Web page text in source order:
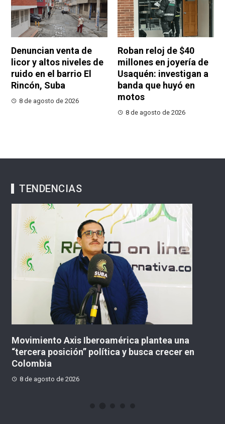
Denuncian venta de
licor y altos niveles de
ruido en el barrio El
Rincón, Suba
8 de agosto de 2026
Roban reloj de $40
millones en joyería de
Usaquén: investigan a
banda que huyó en
motos
8 de agosto de 2026
TENDENCIAS
en
Atentado con explosivos causó graves
peaje en construcción en Santander de
Quilichao
8 de agosto de 2026